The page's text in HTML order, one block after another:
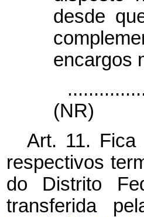
desde
encargos
(NR)
Art. 11. Fica
respectivos
do Distrito
transferida